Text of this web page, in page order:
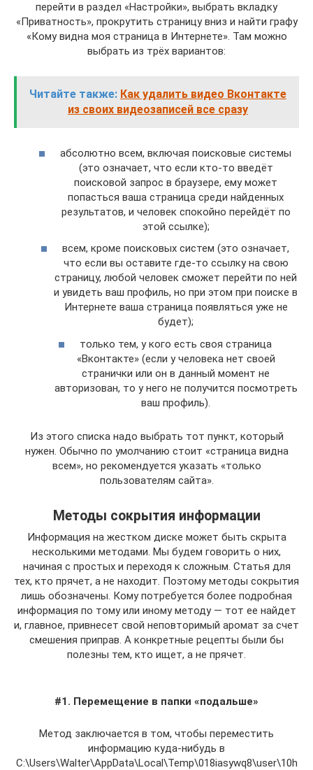
перейти в раздел «Настройки», выбрать вкладку
«Приватность», прокрутить страницу вниз и найти графу
«Кому видна моя страница в Интернете». Там можно
выбрать из трёх вариантов:
Читайте также: Как удалить видео Вконтакте
из своих видеозаписей все сразу
абсолютно всем, включая поисковые системы
(это означает, что если кто-то введёт
поисковой запрос в браузере, ему может
попасться ваша страница среди найденных
результатов, и человек спокойно перейдёт по
этой ссылке);
всем, кроме поисковых систем (это означает,
что если вы оставите где-то ссылку на свою
страницу, любой человек сможет перейти по ней
и увидеть ваш профиль, но при этом при поиске в
Интернете ваша страница появляться уже не
будет);
только тем, у кого есть своя страница
«Вконтакте» (если у человека нет своей
странички или он в данный момент не
авторизован, то у него не получится посмотреть
ваш профиль).
Из этого списка надо выбрать тот пункт, который
нужен. Обычно по умолчанию стоит «страница видна
всем», но рекомендуется указать «только
пользователям сайта».
Методы сокрытия информации
Информация на жестком диске может быть скрыта
несколькими методами. Мы будем говорить о них,
начиная с простых и переходя к сложным. Статья для
тех, кто прячет, а не находит. Поэтому методы сокрытия
лишь обозначены. Кому потребуется более подробная
информация по тому или иному методу — тот ее найдет
и, главное, привнесет свой неповторимый аромат за счет
смешения приправ. А конкретные рецепты были бы
полезны тем, кто ищет, а не прячет.
#1. Перемещение в папки «подальше»
Метод заключается в том, чтобы переместить
информацию куда-нибудь в
C:\Users\Walter\AppData\Local\Temp\018iasywq8\user\10h